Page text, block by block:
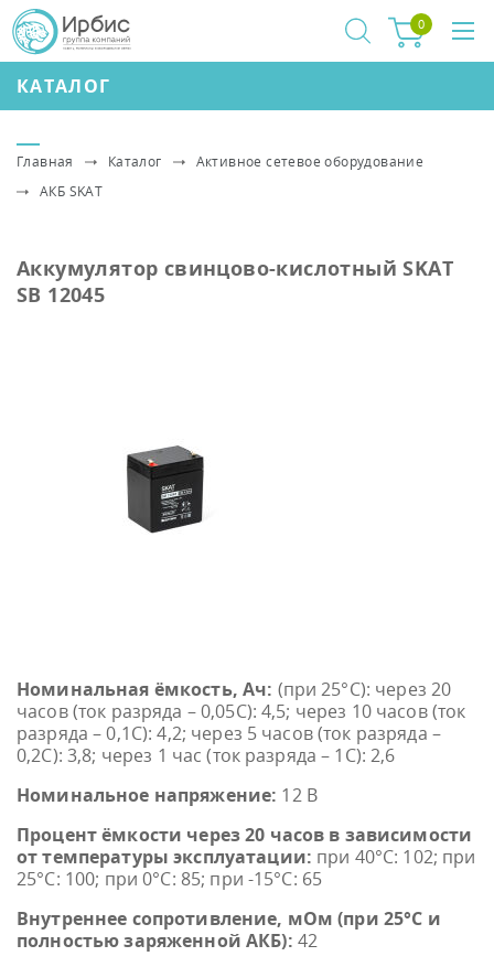
КАТАЛОГ
0
Главная Каталог
Активное сетевое оборудование
АКБ SKAT
Аккумулятор свинцово-кислотный SKAT
SB 12045
Номинальная ёмкость, Ач: (при 25°С): через 20
часов (ток разряда – 0,05С): 4,5; через 10 часов (ток
разряда – 0,1С): 4,2; через 5 часов (ток разряда –
0,2С): 3,8; через 1 час (ток разряда – 1С): 2,6
Номинальное напряжение: 12 В
Процент ёмкости через 20 часов в зависимости
от температуры эксплуатации: при 40°С: 102; при
25°С: 100; при 0°С: 85; при -15°С: 65
Внутреннее сопротивление, мОм (при 25°С и
полностью заряженной АКБ): 42